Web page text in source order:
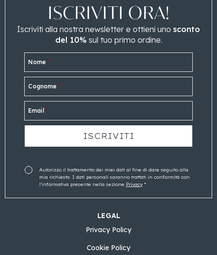
LEGAL
Privacy Policy
Cookie Policy
ISCRIVITI ORA!
Iscriviti alla nostra newsletter e ottieni uno sconto
del 10% sul tuo primo ordine.
Nome *
Cognome *
Email *
Autorizzo il trattamento dei miei dati al fine di dare seguito alla
mia richiesta. I dati personali saranno trattati in conformità con
l’informativa presente nella sezione Privacy*